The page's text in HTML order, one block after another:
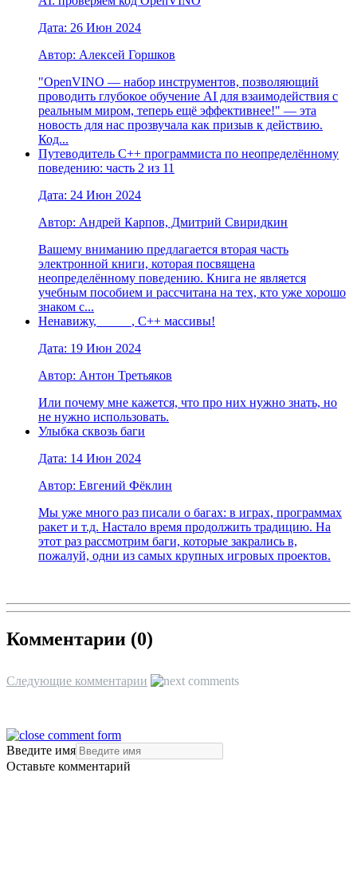
Дата: 26 Июн 2024
Автор: Алексей Горшков
"OpenVINO — набор инструментов, позволяющий
проводить глубокое обучение AI для взаимодействия с
реальным миром, теперь ещё эффективнее!" — эта
новость для нас прозвучала как призыв к действию.
Код...
Путеводитель C++ программиста по неопределённому
поведению: часть 2 из 11
Дата: 24 Июн 2024
Автор: Андрей Карпов, Дмитрий Свиридкин
Вашему вниманию предлагается вторая часть
электронной книги, которая посвящена
неопределённому поведению. Книга не является
учебным пособием и рассчитана на тех, кто уже хорошо
знаком с...
Ненавижу, _____, C++ массивы!
Дата: 19 Июн 2024
Автор: Антон Третьяков
Или почему мне кажется, что про них нужно знать, но
не нужно использовать.
Улыбка сквозь баги
Дата: 14 Июн 2024
Автор: Евгений Фёклин
Мы уже много раз писали о багах: в играх, программах
ракет и т.д. Настало время продолжить традицию. На
этот раз рассмотрим баги, которые закрались в,
пожалуй, одни из самых крупных игровых проектов.
Комментарии (0)
Следующие комментарии
Введите имя
Оставьте комментарий